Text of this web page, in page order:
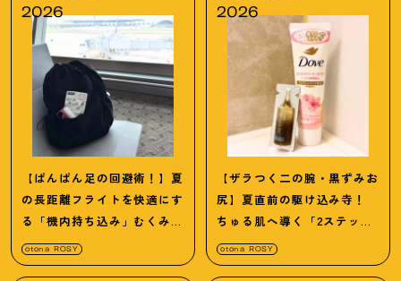
2026
【ぱんぱん足の回避術 ！ 】夏
の長距離フライトを快適にす
る「機内持ち込み」むくみケ
ア3選
otona ROSY
2026
【ザラつく二の腕・黒ずみお
尻】夏直前の駆け込み寺 ！
ちゅる肌へ導く「2ステップ
裏ワザ」
otona ROSY